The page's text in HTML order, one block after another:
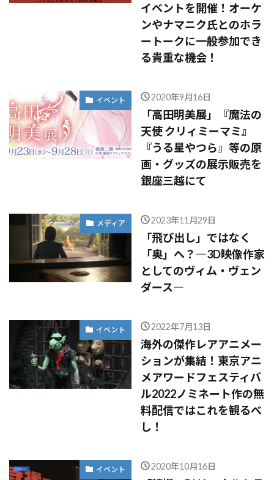
イベントを開催！オーケ
ンやナマニク氏とのホラ
ートークに一般参加でき
る貴重な機会！
イベント 2020年9月16日
「高田明美展」『魔法の
天使 クリィミーマミ』
『うる星やつら』等の原
画・グッズの展示販売を
銀座三越にて
メディア 2023年11月29日
「飛び出し」ではなく
「奥」へ？―3D映像作家
としてのヴィム・ヴェン
ダース―
イベント 2022年7月13日
海外の傑作レアアニメー
ションが集結！東京アニ
メアワードフェスティバ
ル2022ノミネート作の無
料配信ではこれを観るべ
し！
イベント 2020年10月16日